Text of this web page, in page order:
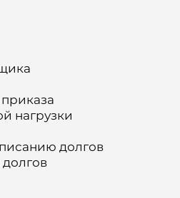
нагрузки
долгов